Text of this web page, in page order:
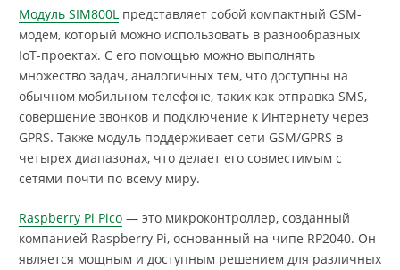
Модуль SIM800L представляет собой компактный GSM-
модем, который можно использовать в разнообразных
IoT-проектах. С его помощью можно выполнять
множество задач, аналогичных тем, что доступны на
обычном мобильном телефоне, таких как отправка SMS,
совершение звонков и подключение к Интернету через
GPRS. Также модуль поддерживает сети GSM/GPRS в
четырех диапазонах, что делает его совместимым с
сетями почти по всему миру.
Raspberry Pi Pico — это микроконтроллер, созданный
компанией Raspberry Pi, основанный на чипе RP2040. Он
является мощным и доступным решением для различных